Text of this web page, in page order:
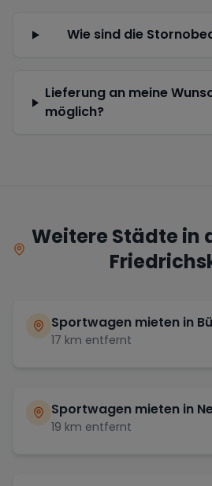
Wie sind die
Lieferung an meine
möglich?
Weitere Städte in
Sportwagen mieten in
17 km entfernt
Sportwagen mieten in
19 km entfernt